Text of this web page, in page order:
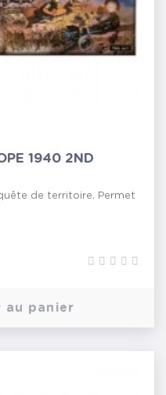
1940 2ND
de territoire. Permet
au panier